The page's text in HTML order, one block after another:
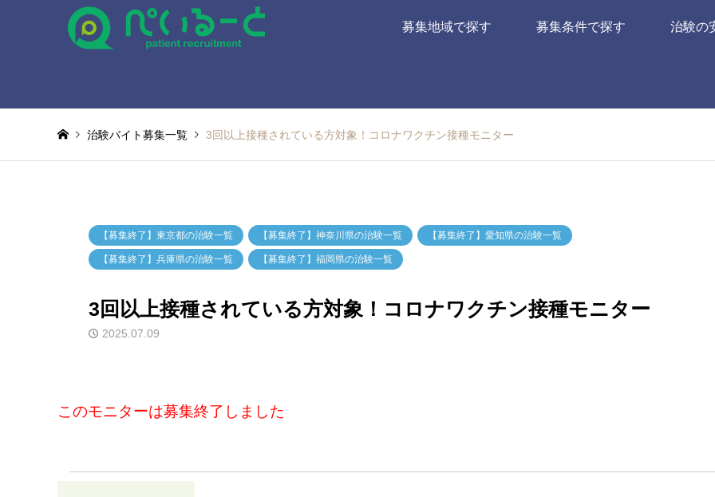
募集地域で探す 募集条件で探す 治験の
治験バイト募集一覧 3回以上接種されている方対象！コロナワクチン接種モニター
【募集終了】東京都の治験一覧 【募集終了】神奈川県の治験一覧 【募集終了】愛知県の治験一覧
【募集終了】兵庫県の治験一覧 【募集終了】福岡県の治験一覧
3回以上接種されている方対象！コロナワクチン接種モニター
2025.07.09
このモニターは募集終了しました